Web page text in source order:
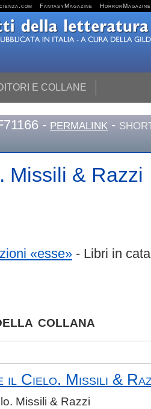
FantasyMagazine HorrorMagazine
E COLLANE
- PERMALINK -
Missili & Razzi
«esse» - Libri in
collana
il Cielo. Missili &
Missili & Razzi